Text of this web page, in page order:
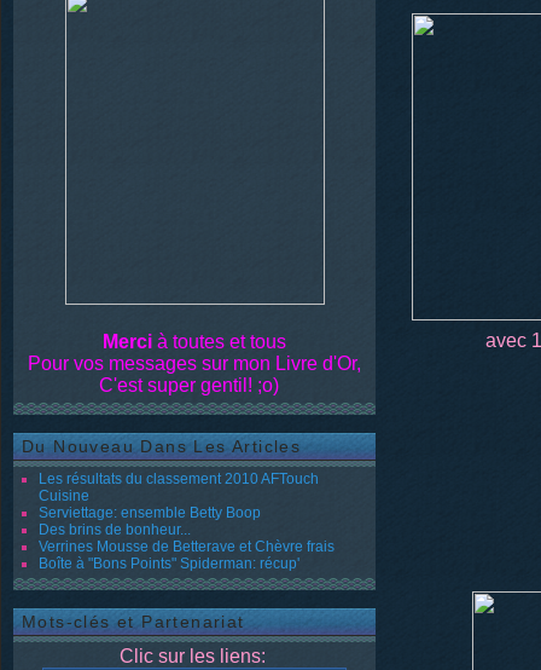
Merci à toutes et tous
Pour vos messages sur mon Livre d'Or,
C'est super gentil! ;o)
Du Nouveau Dans Les Articles
Les résultats du classement 2010 AFTouch
Cuisine
Serviettage: ensemble Betty Boop
Des brins de bonheur...
Verrines Mousse de Betterave et Chèvre frais
Boîte à "Bons Points" Spiderman: récup'
Mots-clés et Partenariat
Clic sur les liens: